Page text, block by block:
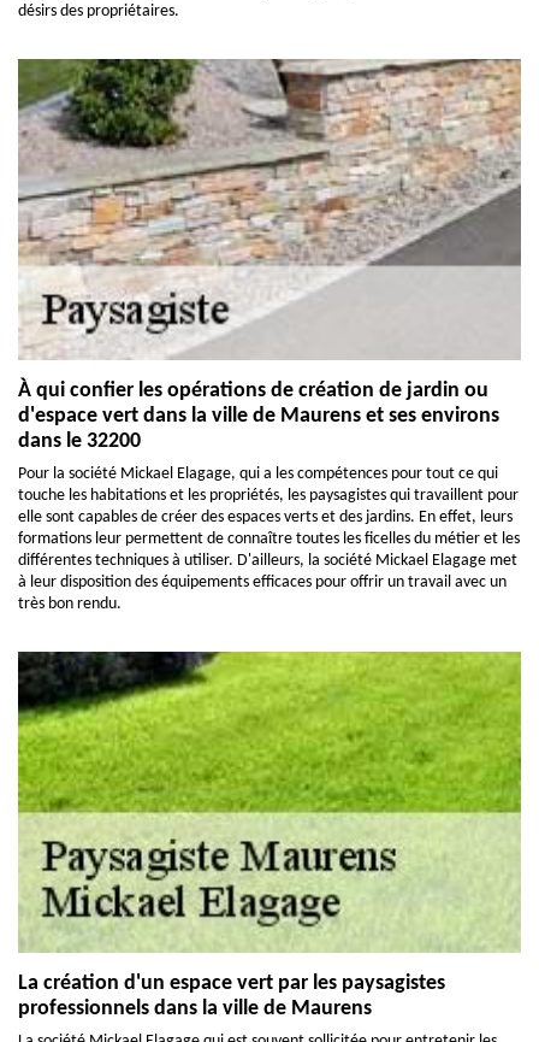
désirs des propriétaires.
À qui confier les opérations de création de jardin ou
d'espace vert dans la ville de Maurens et ses environs
dans le 32200
Pour la société Mickael Elagage, qui a les compétences pour tout ce qui
touche les habitations et les propriétés, les paysagistes qui travaillent pour
elle sont capables de créer des espaces verts et des jardins. En effet, leurs
formations leur permettent de connaître toutes les ficelles du métier et les
différentes techniques à utiliser. D'ailleurs, la société Mickael Elagage met
à leur disposition des équipements efficaces pour offrir un travail avec un
très bon rendu.
La création d'un espace vert par les paysagistes
professionnels dans la ville de Maurens